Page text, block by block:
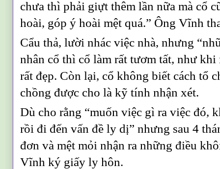
chưa thì phải giựt thêm lần nữa mà cổ
hoài, góp ý hoài mệt quá.” Ông Vĩnh
Cẩu thả, lười nhác việc nhà, nhưng
nhân cổ thì cổ làm rất tươm tất, như khi
rất đẹp. Còn lại, cổ không biết cách tổ
chồng được cho là kỹ tính nhận xét.
Dù cho rằng “muốn việc gì ra việc đó,
rồi đi đến vấn đề ly dị” nhưng sau 4
đơn và mệt mỏi nhận ra những điều
Vĩnh ký giấy ly hôn.